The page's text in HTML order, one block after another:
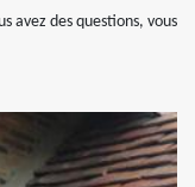
avez des questions, vous